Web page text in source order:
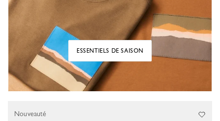
ESSENTIELS DE SAISON
Nouveauté